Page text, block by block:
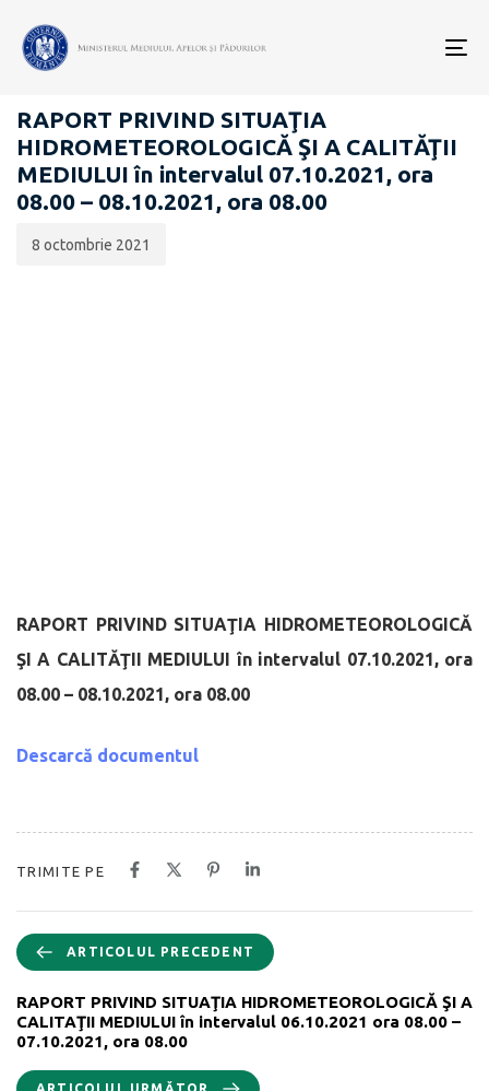
RAPOARTE ZILNICE STAREA MEDIULUI
RAPORT PRIVIND SITUAŢIA
HIDROMETEOROLOGICĂ ŞI A CALITĂŢII
MEDIULUI în intervalul 07.10.2021, ora
08.00 – 08.10.2021, ora 08.00
publicării:
8 octombrie 2021
RAPORT PRIVIND SITUAŢIA HIDROMETEOROLOGICĂ
ŞI A CALITĂŢII MEDIULUI în intervalul 07.10.2021, ora
08.00 – 08.10.2021, ora 08.00
Descarcă documentul
TRIMITE PE
ARTICOLUL PRECEDENT
RAPORT PRIVIND SITUAŢIA HIDROMETEOROLOGICĂ ŞI A
CALITAŢII MEDIULUI în intervalul 06.10.2021 ora 08.00 –
07.10.2021, ora 08.00
ARTICOLUL URMĂTOR